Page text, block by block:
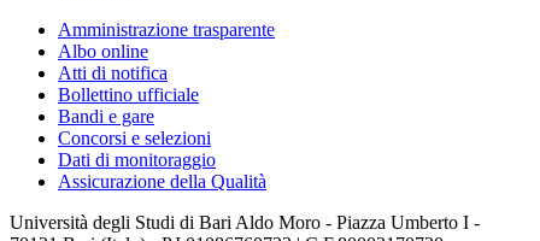
Amministrazione trasparente
Albo online
Atti di notifica
Bollettino ufficiale
Bandi e gare
Concorsi e selezioni
Dati di monitoraggio
Assicurazione della Qualità
Università degli Studi di Bari Aldo Moro - Piazza Umberto I -